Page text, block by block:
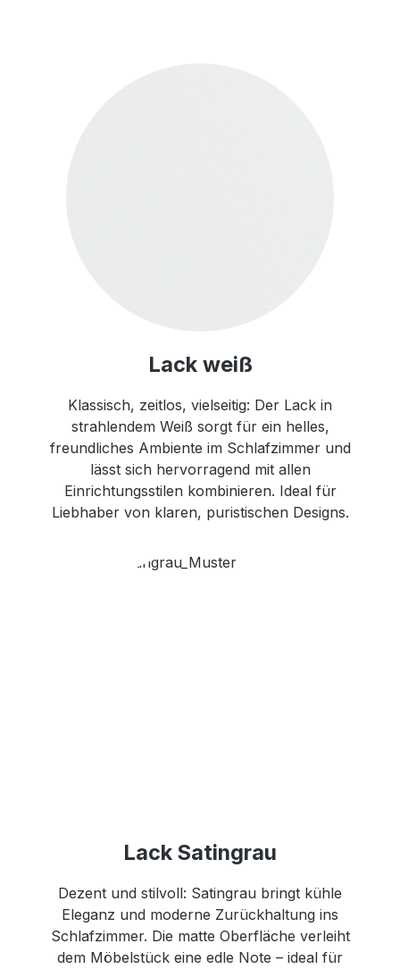
Lack weiß
Klassisch, zeitlos, vielseitig: Der Lack in
strahlendem Weiß sorgt für ein helles,
freundliches Ambiente im Schlafzimmer und
lässt sich hervorragend mit allen
Einrichtungsstilen kombinieren. Ideal für
Liebhaber von klaren, puristischen Designs.
Lack Satingrau
Dezent und stilvoll: Satingrau bringt kühle
Eleganz und moderne Zurückhaltung ins
Schlafzimmer. Die matte Oberfläche verleiht
dem Möbelstück eine edle Note – ideal für